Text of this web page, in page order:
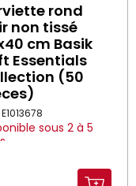
rond
non tissé
cm Basik
Essentials
(50
sous 2 à 5